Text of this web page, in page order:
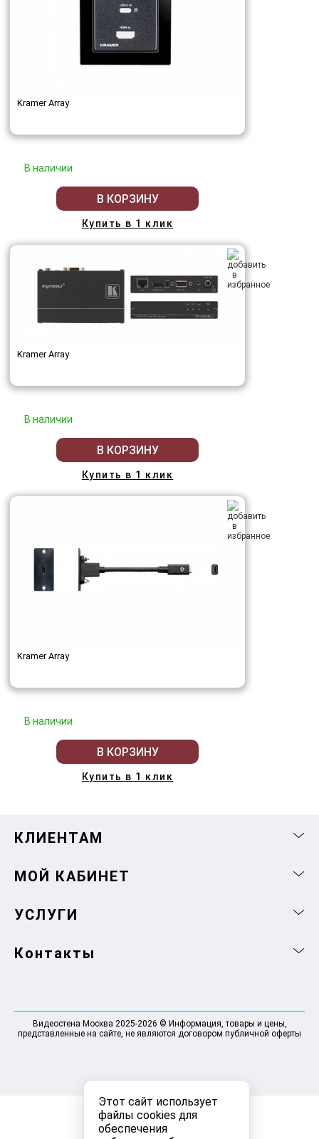
Этот сайт использует
файлы cookies для
обеспечения
Kramer Array
В наличии
В КОРЗИНУ
Купить в 1 клик
Kramer Array
В наличии
В КОРЗИНУ
Купить в 1 клик
Kramer Array
В наличии
В КОРЗИНУ
Купить в 1 клик
КЛИЕНТАМ
МОЙ КАБИНЕТ
УСЛУГИ
Контакты
Видеостена Москва 2025-2026 © Информация, товары и цены,
представленные на сайте, не являются договором публичной оферты